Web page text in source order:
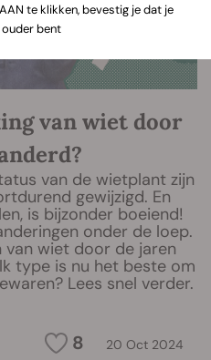
van wiet door
van de wietplant zijn
gewijzigd. En
is bijzonder boeiend!
onder de loep.
van wiet door de jaren
type is nu het beste om
Lees snel verder.
8 20 Oct 2024
te klikken, bevestig je dat je
ouder bent